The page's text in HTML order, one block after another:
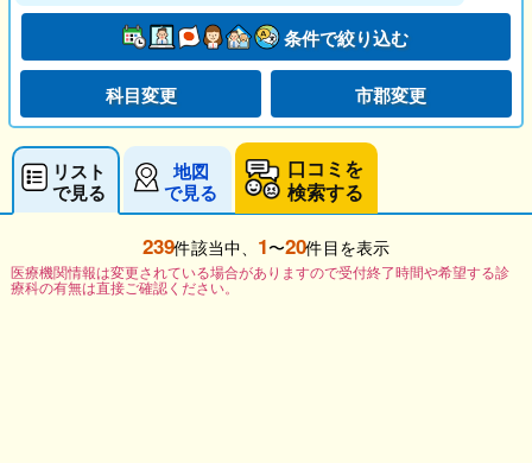
条件で絞り込む
科目変更 市郡変更
リスト
で見る
地図
で見る
口コミを
検索する
239件該当中、 1〜20件目を表示
医療機関情報は変更されている場合がありますので受付終了時間や希望する診
療科の有無は直接ご確認ください。